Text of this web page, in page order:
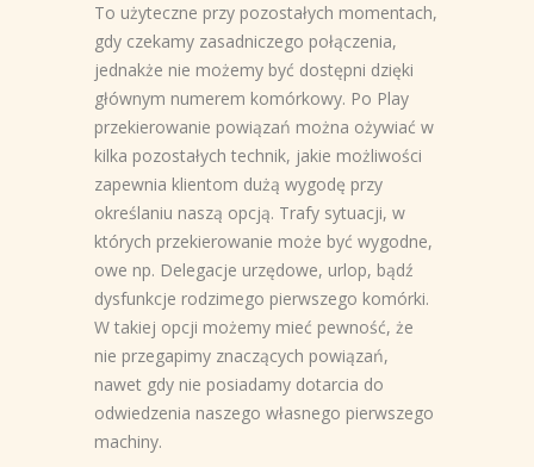
To użyteczne przy pozostałych momentach,
gdy czekamy zasadniczego połączenia,
jednakże nie możemy być dostępni dzięki
głównym numerem komórkowy. Po Play
przekierowanie powiązań można ożywiać w
kilka pozostałych technik, jakie możliwości
zapewnia klientom dużą wygodę przy
określaniu naszą opcją. Trafy sytuacji, w
których przekierowanie może być wygodne,
owe np. Delegacje urzędowe, urlop, bądź
dysfunkcje rodzimego pierwszego komórki.
W takiej opcji możemy mieć pewność, że
nie przegapimy znaczących powiązań,
nawet gdy nie posiadamy dotarcia do
odwiedzenia naszego własnego pierwszego
machiny.